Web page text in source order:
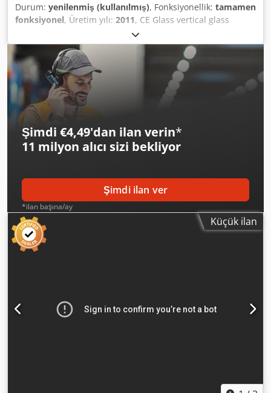
Durum: yenilenmiş (kullanılmış), Fonksiyonellik: tamamen
fonksiyonel, Üretim yılı: 2011, CE Glass vertical glass
washing and drying machine, 1600mm. The machine is in
maintained and inspected condition, ready for immediate
operation. Equipped with new water squeegee rubbers
and new bearings. Working direction: right to left.
Maximum washable glass height: 1600mm. Number of
brushes: 4. Drying fan, stainless steel cabin, water heating,
background lighting, stop sensor. The machine has been
fully checked, cleaned, and is in perfect working order,
available for inspection at our site. Dkedpjx A Uq Hofx Alier
Şimdi €4,49'dan ilan verin*
11 milyon alıcı sizi bekliyor
Şimdi ilan ver
*ilan başına/ay
Küçük ilan